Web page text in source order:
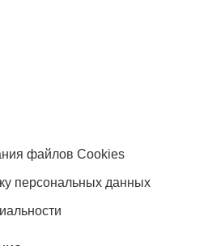
файлов Cookies
персональных данных